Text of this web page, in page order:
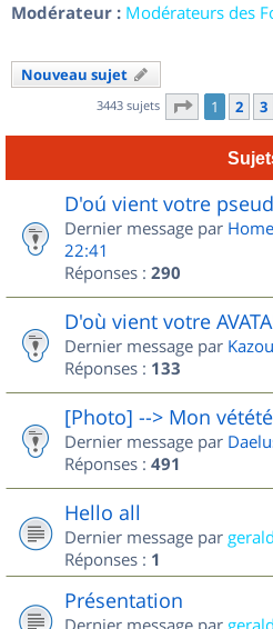
Modérateur : Modérateurs des
Nouveau sujet
3443 sujets Page 1sur
1 2 3
D'oú vient votre
Dernier message par
22:41
Réponses : 290
D'où vient votre
Dernier message par
Réponses : 133
[Photo] --> Mon
Dernier message par
Réponses : 491
Hello all
Dernier message par
Réponses : 1
Présentation
Dernier message par